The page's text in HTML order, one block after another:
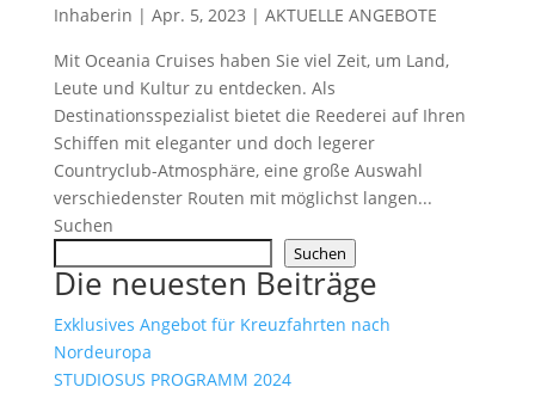
Inhaberin | Apr. 5, 2023 | AKTUELLE ANGEBOTE
Mit Oceania Cruises haben Sie viel Zeit, um Land,
Leute und Kultur zu entdecken. Als
Destinationsspezialist bietet die Reederei auf Ihren
Schiffen mit eleganter und doch legerer
Countryclub-Atmosphäre, eine große Auswahl
verschiedenster Routen mit möglichst langen...
Suchen
Suchen
Die neuesten Beiträge
Exklusives Angebot für Kreuzfahrten nach
Nordeuropa
STUDIOSUS PROGRAMM 2024